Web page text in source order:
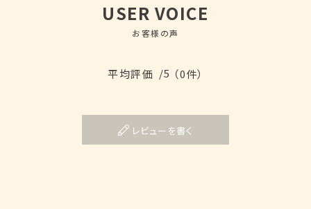
USER VOICE
お客様の声
平均評価 /5 （0件）
レビューを書く